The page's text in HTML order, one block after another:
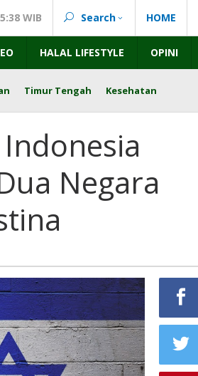
WIB Search HOME
HALAL LIFESTYLE OPINI
Timur Tengah Kesehatan
Negara